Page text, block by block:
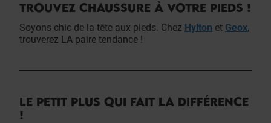
TROUVEZ CHAUSSURE À VOTRE PIEDS !
Soyons chic de la tête aux pieds. Chez Hylton et Geox,
trouverez LA paire tendance !
LE PETIT PLUS QUI FAIT LA DIFFÉRENCE
!